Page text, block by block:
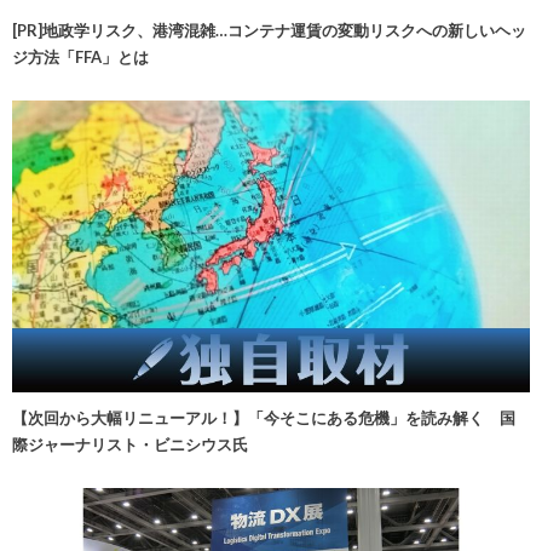
[PR]地政学リスク、港湾混雑…コンテナ運賃の変動リスクへの新しいヘッ
ジ方法「FFA」とは
【次回から大幅リニューアル！】「今そこにある危機」を読み解く 国
際ジャーナリスト・ビニシウス氏